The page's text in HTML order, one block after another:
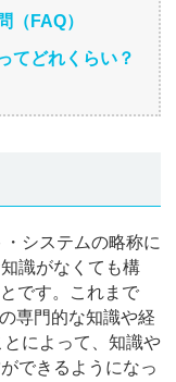
（FAQ）
てどれくらい？
システムの略称に
識がなくても構
です。これまで
専門的な知識や経
によって、知識や
できるようになっ